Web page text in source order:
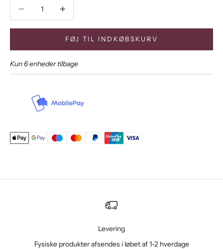
FØJ TIL INDKØBSKURV
Kun 6 enheder tilbage
Levering
Fysiske produkter afsendes i løbet af 1-2 hverdage